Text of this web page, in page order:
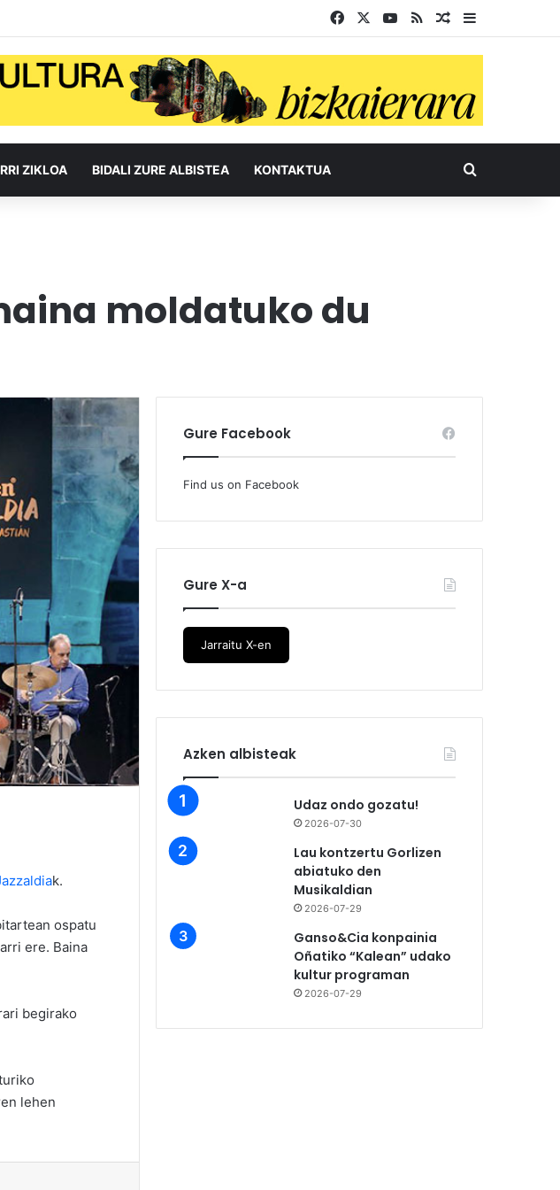
Facebook YouTube
RSS Ausazko
ZIKLOA BIDALI ZURE ALBISTEA KONTAKTUA Bilatu
moldatuko du
k.
ospatu
ere. Baina
begirako
lehen
Gure Facebook
Find us on Facebook
Gure X-a
Jarraitu X-en
Azken albisteak
Udaz ondo gozatu!
2026-07-30
Lau kontzertu Gorlizen
abiatuko den
Musikaldian
2026-07-29
Ganso&Cia konpainia
Oñatiko “Kalean” udako
kultur programan
2026-07-29